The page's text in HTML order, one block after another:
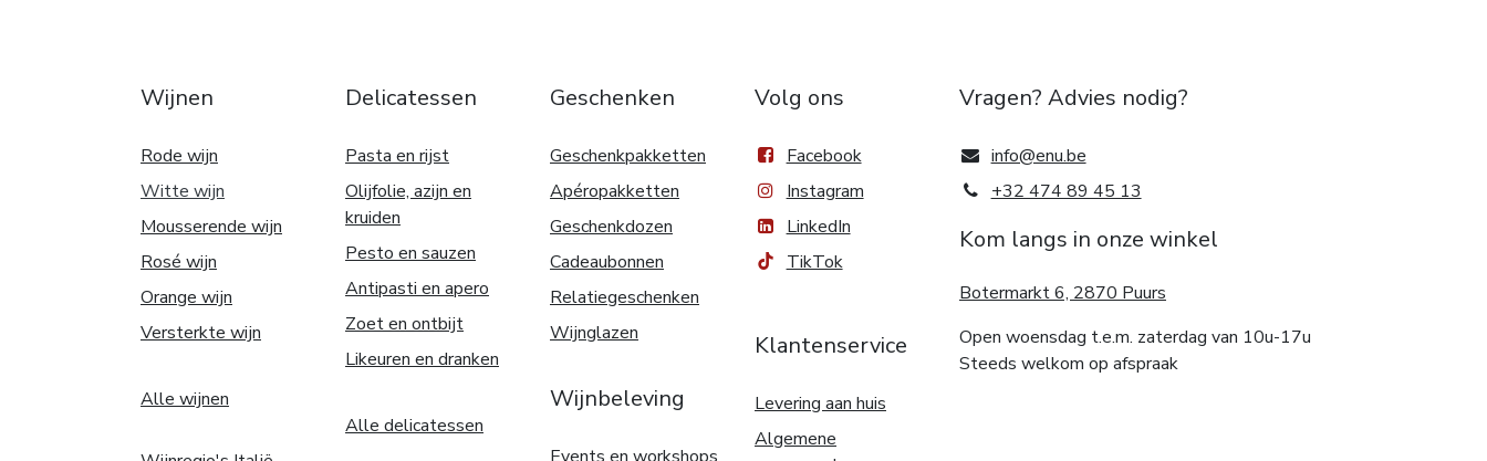
Wijnen
Rode wijn
Witte wijn
Mousserende wijn
Rosé wijn
Orange wijn
Versterkte wijn
Alle wijnen
Delicatessen
Pasta en rijst
Olijfolie, azijn en
kruiden
Pesto en sauzen
Antipasti en apero
Zoet en ontbijt
Likeuren en dranken
Alle delicatessen
Geschenken
Geschenkpakketten
Apéropakketten
Geschenkdozen
Cadeaubonnen
Relatiegeschenken
Wijnglazen
Wijnbeleving
Volg ons
Facebook
Instagram
LinkedIn
TikTok
Klantenservice
Levering aan huis
Algemene
Vragen? Advies nodig?
info@enu.be
+32 474 89 45 13
Kom langs in onze winkel
Botermarkt 6, 2870 Puurs
Open woensdag t.e.m. zaterdag van 10u-17u
Steeds welkom op afspraak